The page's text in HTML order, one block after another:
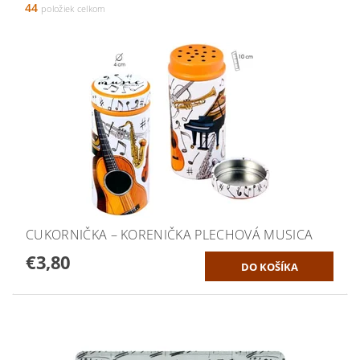
44 položiek celkom
CUKORNIČKA – KORENIČKA PLECHOVÁ MUSICA
€3,80